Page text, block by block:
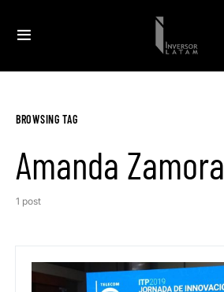
BROWSING TAG
Amanda Zamora
1 post